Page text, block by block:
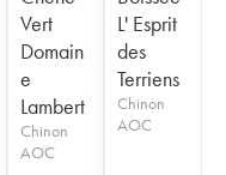
Vert
Domain
e
Lambert
Chinon
AOC
L' Esprit
des
Terriens
Chinon
AOC